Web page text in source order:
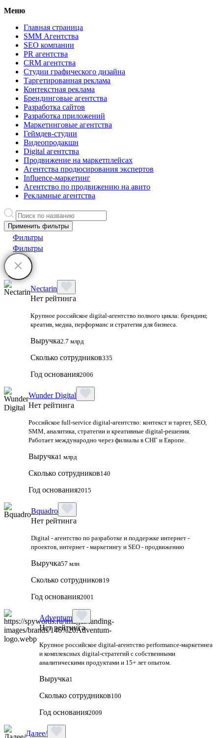
Меню
Главная страница
SMM Агентства
SEO компании
PR агентства
CRM агентства
Студии графического дизайна
Таргетированная реклама
Контекстная реклама
Брендинговые агентства
Разработка сайтов
Разработка приложений
Маркетинговые агентства
Геймдев-студии
Видеопродакшн
Digital агентства
Продвижение на маркетплейсах
Агентства продюсирования экспертов
Influence-маркетинг
Агентство по продвижению на авито
Рекламные агентства
Применить фильтры
Фильтры
Фильтры
Nectarin
Нет рейтинга
Крупное российское digital‑агентство полного цикла: брендинг,
креатив, медиа, перформанс и стратегия для бизнеса.
Выручка2.7 млрд
Сколько сотрудников335
Год основания2006
Wunder Digital
Нет рейтинга
Российское full-service digital-агентство: контекст и таргет, SEO,
SMM, аналитика, стратегии и креативные digital-решения.
Работает международно через филиалы в СНГ и Европе.
Выручка1 млрд
Сколько сотрудников140
Год основания2015
Bquadro
Нет рейтинга
Digital - агентство по разработке и поддержке интернет -
проектов, интернет - маркетингу и SEO - продвижению
Выручка57 млн
Сколько сотрудников19
Год основания2001
Adventum
Нет рейтинга
Крупное российское digital‑агентство performance‑маркетинга
и комплексных digital‑стратегий с собственными
аналитическими продуктами и 15+ лет опытом.
Выручка1
Сколько сотрудников100
Год основания2009
Далее/